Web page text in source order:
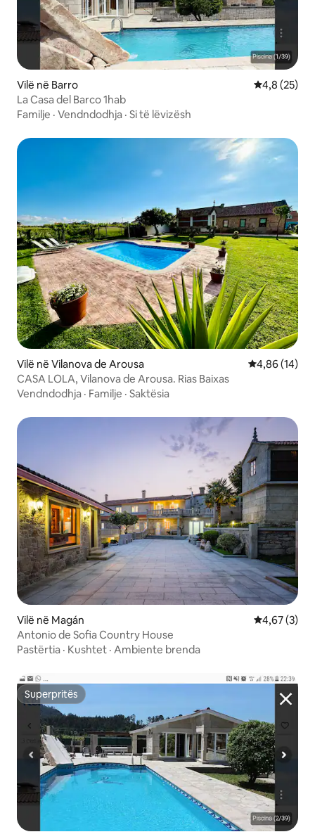
Vilë në Barro Vlerësimi
4,8 (25)
La Casa del Barco 1hab
Familje · Vendndodhja · Si të lëvizësh
Vilë në Vilanova de Arousa Vlerësimi
4,86 (14)
CASA LOLA, Vilanova de Arousa. Rias Baixas
Vendndodhja · Familje · Saktësia
Vilë në Magán Vlerësimi
4,67 (3)
Antonio de Sofia Country House
Pastërtia · Kushtet · Ambiente brenda
Superpritës
Superpritës